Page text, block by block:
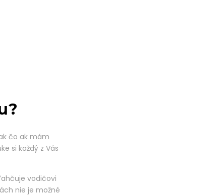
čo ak mám
si každý z Vás
vodičovi
nie je možné